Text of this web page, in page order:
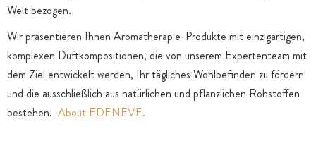
Welt bezogen.
Wir präsentieren Ihnen Aromatherapie-Produkte mit einzigartigen,
komplexen Duftkompositionen, die von unserem Expertenteam mit
dem Ziel entwickelt werden, Ihr tägliches Wohlbefinden zu fördern
und die ausschließlich aus natürlichen und pflanzlichen Rohstoffen
bestehen. About EDENEVE.